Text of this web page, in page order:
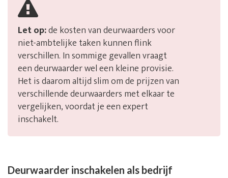
Let op:de kosten van deurwaarders voor
niet-ambtelijke taken kunnen flink
verschillen. In sommige gevallen vraagt
een deurwaarder wel een kleine provisie.
Het is daarom altijd slim om de prijzen van
verschillende deurwaarders met elkaar te
vergelijken, voordat je een expert
inschakelt.
Deurwaarder inschakelen als bedrijf